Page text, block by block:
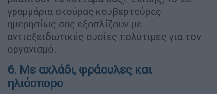
γραμμάρια σκούρας κουβερτούρας
ημερησίως σας εξοπλίζουν με
αντιοξειδωτικές ουσίες πολύτιμες για τον
οργανισμό.
6. Με αχλάδι, φράουλες και
ηλιόσπορο